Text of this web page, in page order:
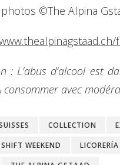
©The Alpina
: L’abus d’alcool est
consommer avec
COLLECTION
WEEKEND